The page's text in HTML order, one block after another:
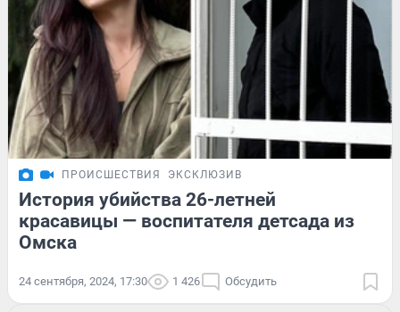
ПРОИСШЕСТВИЯ ЭКСКЛЮЗИВ
История убийства 26-летней
красавицы — воспитателя детсада из
Омска
24 сентября, 2024, 17:30 1 426 Обсудить